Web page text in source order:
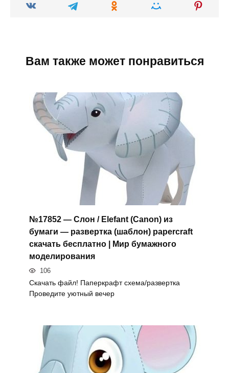
Вам также может понравиться
№17852 — Слон / Elefant (Canon) из
бумаги — развертка (шаблон) papercraft
скачать бесплатно | Мир бумажного
моделирования
106
Скачать файл! Паперкрафт схема/развертка
Проведите уютный вечер